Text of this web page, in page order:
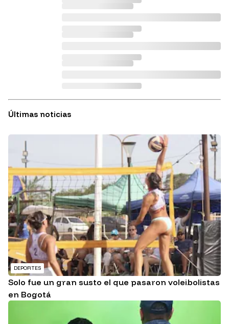
Últimas noticias
DEPORTES
Solo fue un gran susto el que pasaron voleibolistas
en Bogotá